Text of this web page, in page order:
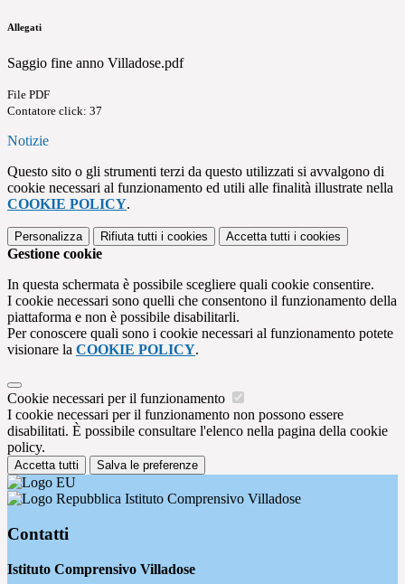
Allegati
Saggio fine anno Villadose.pdf
File PDF
Contatore click: 37
Notizie
Questo sito o gli strumenti terzi da questo utilizzati si avvalgono di
cookie necessari al funzionamento ed utili alle finalità illustrate nella
COOKIE POLICY.
Personalizza Rifiuta tutti i cookies Accetta tutti i cookies
Gestione cookie
In questa schermata è possibile scegliere quali cookie consentire.
I cookie necessari sono quelli che consentono il funzionamento della
piattaforma e non è possibile disabilitarli.
Per conoscere quali sono i cookie necessari al funzionamento potete
visionare la COOKIE POLICY.
Cookie necessari per il funzionamento
I cookie necessari per il funzionamento non possono essere
disabilitati. È possibile consultare l'elenco nella pagina della cookie
policy.
Accetta tutti Salva le preferenze
Istituto Comprensivo Villadose
Contatti
Istituto Comprensivo Villadose